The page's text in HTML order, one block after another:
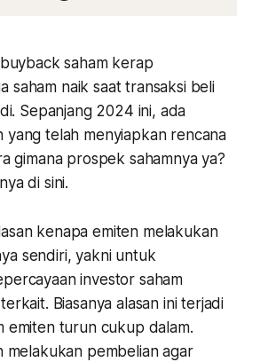
buyback saham kerap
saham naik saat transaksi beli
Sepanjang 2024 ini, ada
yang telah menyiapkan rencana
gimana prospek sahamnya ya?
di sini.
kenapa emiten melakukan
sendiri, yakni untuk
investor saham
Biasanya alasan ini terjadi
emiten turun cukup dalam.
melakukan pembelian agar